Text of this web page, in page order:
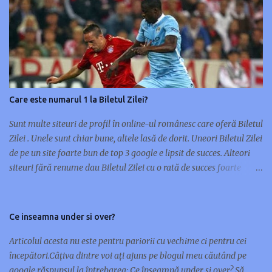
a
r
i
i
Care este numarul 1 la Biletul Zilei?
Sunt multe siteuri de profil în online-ul românesc care oferă Biletul
Zilei . Unele sunt chiar bune, altele lasă de dorit. Uneori Biletul Zilei
de pe un site foarte bun de top 3 google e lipsit de succes. Alteori
siteuri fără renume dau Biletul Zilei cu o rată de succes foarte
doar unul sau maxim două. Cu ocazia asta m-am gândit să scriu
www.pariusigur.com/p/biletul-zilei.html 2. www.biletulzilei.eu‎ 3.
www.pariuribonus.ro/biletul-zilei 4. www.biletulzilei.pariuri-x.ro
5. www.casapariurilor.net/biletul-zilei 6. www.biletul-zilei.net 7.
Ce inseamna under si over?
Articolul acesta nu este pentru pariorii cu vechime ci pentru cei
începători.Câțiva dintre voi ați ajuns pe blogul meu căutând pe